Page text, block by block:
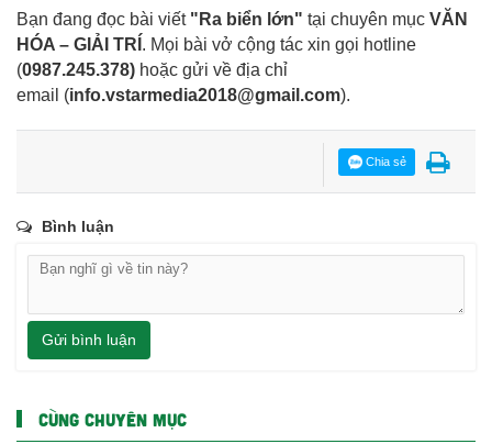
Bạn đang đọc bài viết "Ra biển lớn" tại chuyên mục VĂN
HÓA – GIẢI TRÍ . Mọi bài vở cộng tác xin gọi hotline
(0987.245.378) hoặc gửi về địa chỉ
email (info.vstarmedia2018@gmail.com).
Chia sẻ
Bình luận
Gửi bình luận
CÙNG CHUYÊN MỤC